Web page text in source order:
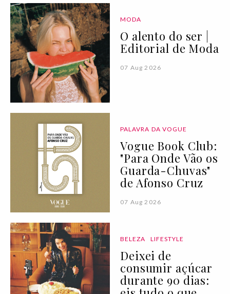
MODA
O alento do ser |
Editorial de Moda
07 Aug 2026
PALAVRA DA VOGUE
Vogue Book Club:
"Para Onde Vão os
Guarda-Chuvas"
de Afonso Cruz
07 Aug 2026
BELEZA LIFESTYLE
Deixei de
consumir açúcar
durante 90 dias: